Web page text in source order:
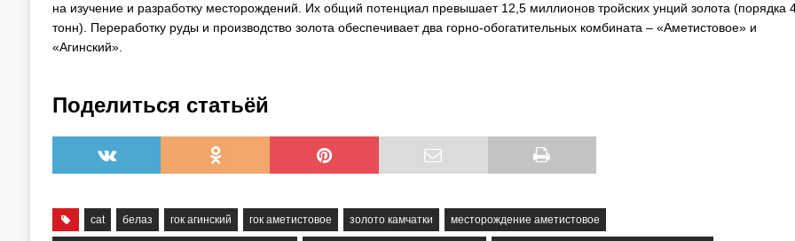
на изучение и разработку месторождений. Их общий потенциал превышает 12,5 миллионов тройских унций золота (порядка
тонн). Переработку руды и производство золота обеспечивает два горно-обогатительных комбината – «Аметистовое» и
«Агинский».
Поделиться статьёй
cat белаз гок агинский гок аметистовое золото камчатки месторождение аметистовое